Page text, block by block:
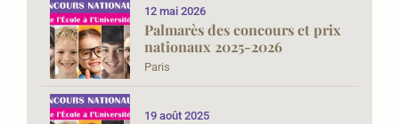
12 mai 2026
Palmarès des concours et prix
nationaux 2025-2026
Paris
19 août 2025